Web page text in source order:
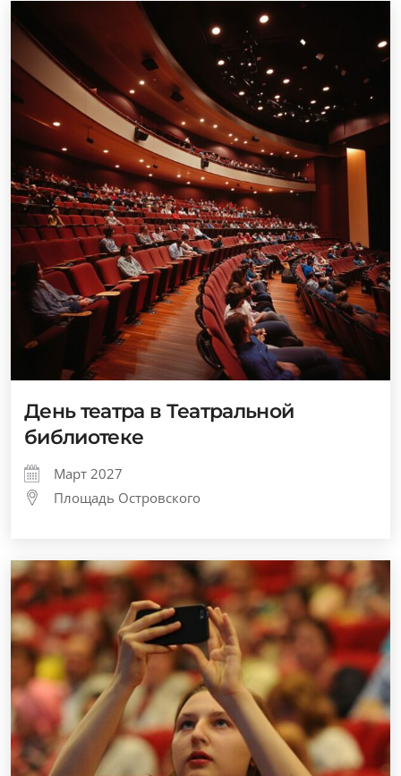
День театра в Театральной
библиотеке
Март 2027
Площадь Островского